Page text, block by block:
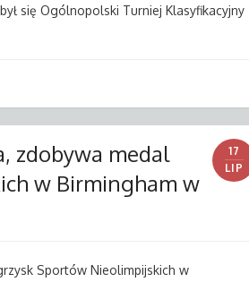
się Ogólnopolski Turniej Klasyfikacyjny
zdobywa medal
w Birmingham w
17
LIP
Sportów Nieolimpijskich w